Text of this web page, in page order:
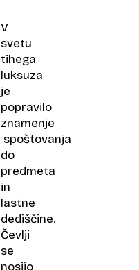
V
svetu
tihega
luksuza
je
popravilo
znamenje
spoštovanja
do
predmeta
in
lastne
dediščine.
Čevlji
se
nosijo